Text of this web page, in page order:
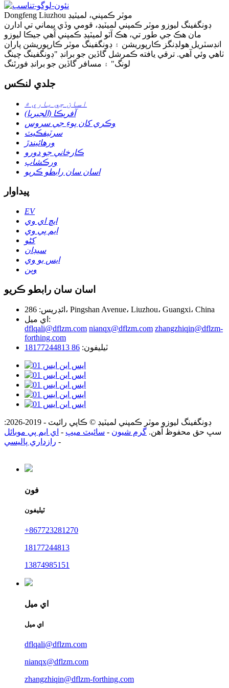
Dongfeng Liuzhou موٽر ڪمپني، لميٽيڊ
ڊونگفينگ ليوزو موٽر ڪمپني لميٽيڊ، قومي وڏي پيماني تي ادارن
مان هڪ جي طور تي، هڪ آٽو لميٽيڊ ڪمپني آهي جيڪا ليوزو
انڊسٽريل هولڊنگز ڪارپوريشن ۽ ڊونگفينگ موٽر ڪارپوريشن پاران
ٺاهي وئي آهي. ترقي يافته ڪمرشل گاڏين جو برانڊ "ڊونگفينگ چينگ
لونگ" ۽ مسافر گاڏين جو برانڊ فورٿنگ
جلدي لنڪس
اسان جي باري ۾
آفريڪا (الجيريا)
وڪري کان پوءِ جي سروس
سرٽيفڪيٽ
ورهائيندڙ
ڪارخاني جو دورو
ورڪشاپ
اسان سان رابطو ڪريو
پيداوار
EV
ايڇ اي وي
ايم پي وي
کڻو
سيڊان
ايس يو وي
وين
اسان سان رابطو ڪريو
ائڊريس: 286، Pingshan Avenue، Liuzhou، Guangxi، China
اي ميل:
dflqali@dflzm.com nianqx@dflzm.com zhangzhiqin@dflzm-
forthing.com
ٽيليفون: 86 18177244813
ڊونگفينگ ليوزو موٽر ڪمپني لميٽيڊ © ڪاپي رائيٽ - 2019-2026:
سڀ حق محفوظ آهن. گرم شيون - سائيٽ ميپ - اي ايم پي موبائل
- رازداري پاليسي
فون
ٽيليفون
+867723281270
18177244813
13874985151
اي ميل
اي ميل
dflqali@dflzm.com
nianqx@dflzm.com
zhangzhiqin@dflzm-forthing.com